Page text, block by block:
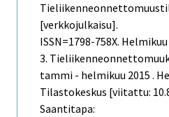
[verkkojulkaisu].
ISSN=1798-758X. Helmikuu
3.
tammi - helmikuu 2015 .
Tilastokeskus [viitattu:
Saantitapa: